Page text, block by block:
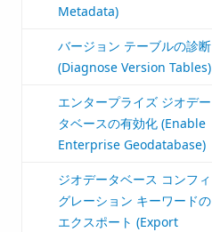
Metadata)
バージョン テーブルの診断
(Diagnose Version Tables)
エンタープライズ ジオデー
タベースの有効化 (Enable
Enterprise Geodatabase)
ジオデータベース コンフィ
グレーション キーワードの
エクスポート (Export